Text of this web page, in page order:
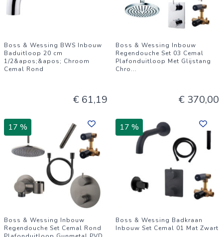
Boss & Wessing BWS Inbouw
Baduitloop 20 cm
1/2&apos;&apos; Chroom
Cemal Rond
€ 61,19
Boss & Wessing Inbouw
Regendouche Set 03 Cemal
Plafonduitloop Met Glijstang
Chro...
€ 370,00
17 %
Boss & Wessing Inbouw
Regendouche Set Cemal Rond
17 %
Boss & Wessing Badkraan
Inbouw Set Cemal 01 Mat Zwart